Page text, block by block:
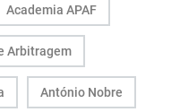
Academia APAF
Arbitragem
António Nobre